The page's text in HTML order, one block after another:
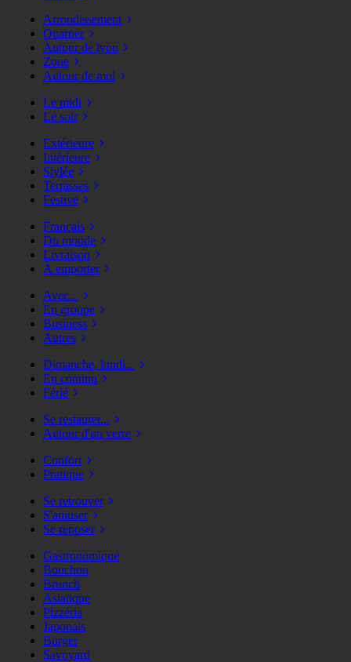
Arrondissement
Quartier
Autour de lyon
Zone
Autour de moi
Le midi
Le soir
Extérieure
Intérieure
Stylée
Terrasses
Festive
Français
Du monde
Livraison
À emporter
Avec...
En groupe
Business
Autres
Dimanche, lundi...
En continu
Férié
Se restaurer...
Autour d'un verre
Confort
Pratique
Se retrouver
S'amuser
Se reposer
Gastronomique
Bouchon
Brunch
Asiatique
Pizzéria
Japonais
Burger
Savoyard